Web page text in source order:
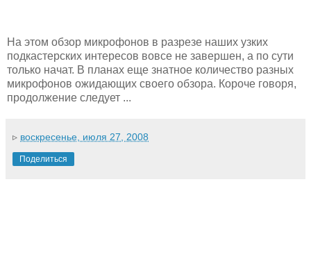
На этом обзор микрофонов в разрезе наших узких
подкастерских интересов вовсе не завершен, а по сути
только начат. В планах еще знатное количество разных
микрофонов ожидающих своего обзора. Короче говоря,
продолжение следует ...
▹ воскресенье, июля 27, 2008
Поделиться